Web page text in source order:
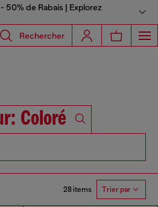
50% de Rabais | Explorez
Rechercher
Coloré
28 items Trier par